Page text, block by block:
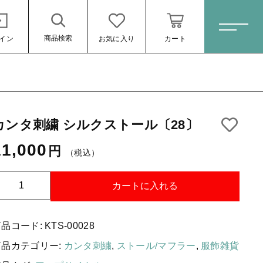
ン
商品検索 お気に入り カート
ンタ刺繍 シルクストール〔28〕
円 （税込）
カートに入れる
コード: KTS-00028
カテゴリー: カンタ刺繍, ストール/マフラー, 服飾雑貨
すべての商品
スキンケア・石鹸
HINOKI（土佐ヒノキ）シリーズ
タオル/ハンカチ
ール